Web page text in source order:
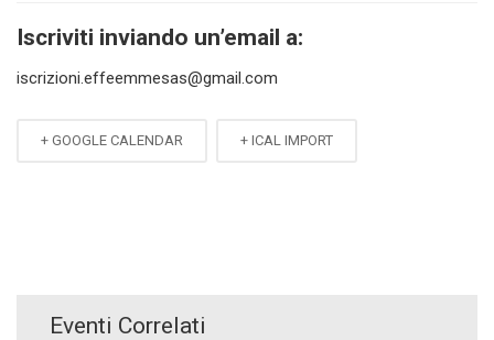
Iscriviti inviando un’email a:
iscrizioni.effeemmesas@gmail.com
+ GOOGLE CALENDAR + ICAL IMPORT
Eventi Correlati